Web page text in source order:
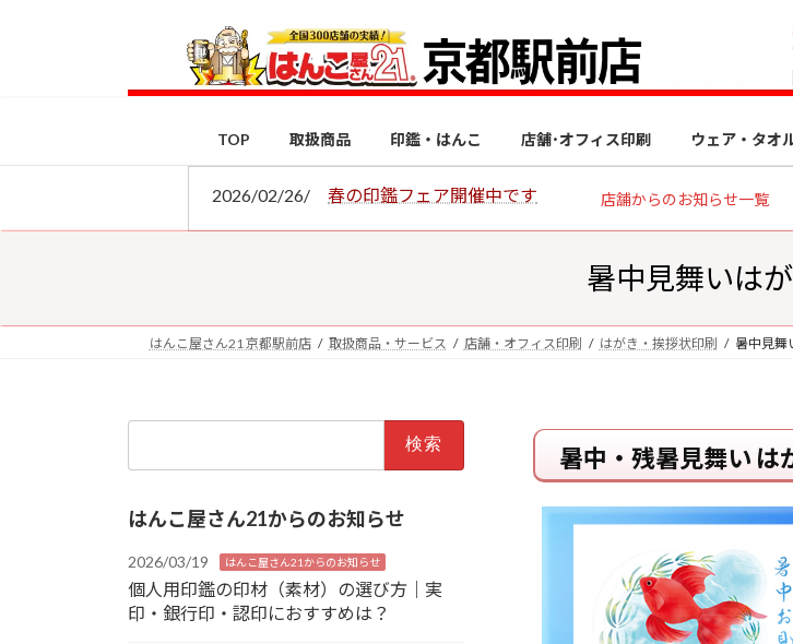
ス
ン
TOP 取扱商品 印鑑・はんこ 店舗･オフィス印刷 ウェア・タオ
2026/02/26/ 春の印鑑フェア開催中です 店舗からのお知らせ一覧
暑中見舞いは
はんこ屋さん21 京都駅前店 取扱商品・サービス 店舗・オフィス印刷 はがき・挨拶状印刷 暑中見舞
暑中・残暑見舞い は
はんこ屋さん21からのお知らせ
2026/03/19 はんこ屋さん21からのお知らせ
個人用印鑑の印材（素材）の選び方｜実
印・銀行印・認印におすすめは？